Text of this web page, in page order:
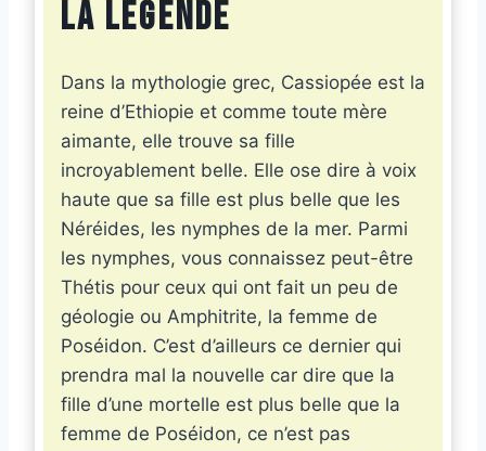
La légende
Dans la mythologie grec, Cassiopée est la
reine d’Ethiopie et comme toute mère
aimante, elle trouve sa fille
incroyablement belle. Elle ose dire à voix
haute que sa fille est plus belle que les
Néréides, les nymphes de la mer. Parmi
les nymphes, vous connaissez peut-être
Thétis pour ceux qui ont fait un peu de
géologie ou Amphitrite, la femme de
Poséidon. C’est d’ailleurs ce dernier qui
prendra mal la nouvelle car dire que la
fille d’une mortelle est plus belle que la
femme de Poséidon, ce n’est pas